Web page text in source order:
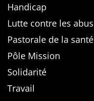
Handicap
Lutte contre les abus
Pastorale de la santé
Pôle Mission
Solidarité
Travail